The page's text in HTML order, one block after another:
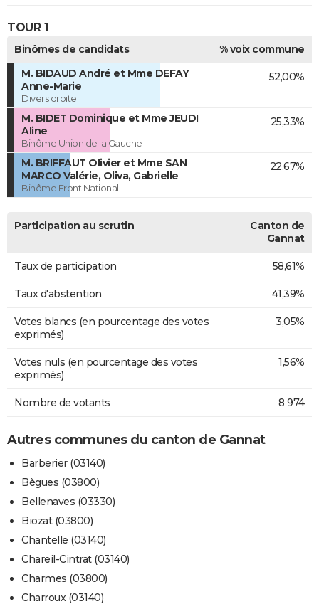
TOUR 1
Binômes de candidats
% voix commune
M. BIDAUD André et Mme DEFAY
Anne-Marie
Divers droite
52,00%
M. BIDET Dominique et Mme JEUDI
Aline
Binôme Union de la Gauche
25,33%
M. BRIFFAUT Olivier et Mme SAN
MARCO Valérie, Oliva, Gabrielle
Binôme Front National
22,67%
Participation au scrutin
Canton de
Gannat
Taux de participation 58,61%
Taux d'abstention 41,39%
Votes blancs (en pourcentage des votes
exprimés)
3,05%
Votes nuls (en pourcentage des votes
exprimés)
1,56%
Nombre de votants 8 974
Autres communes du canton de Gannat
Barberier (03140)
Bègues (03800)
Bellenaves (03330)
Biozat (03800)
Chantelle (03140)
Chareil-Cintrat (03140)
Charmes (03800)
Charroux (03140)